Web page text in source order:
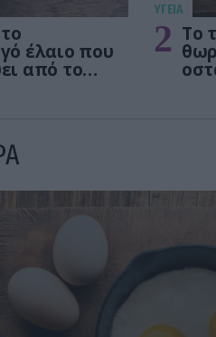
έλαιο που
από το
ΥΓΕΙΑ
2 Το